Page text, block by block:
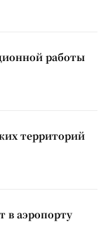
работы
территорий
в аэропорту